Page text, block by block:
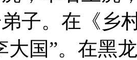
子。在《乡
大国”。在黑